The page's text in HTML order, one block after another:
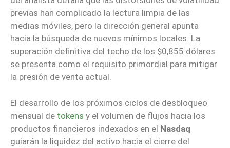
previas han complicado la lectura limpia de las
medias móviles, pero la dirección general apunta
hacia la búsqueda de nuevos mínimos locales. La
superación definitiva del techo de los $0,855 dólares
se presenta como el requisito primordial para mitigar
la presión de venta actual.
El desarrollo de los próximos ciclos de desbloqueo
mensual de tokens y el volumen de flujos hacia los
productos financieros indexados en el Nasdaq
guiarán la liquidez del activo hacia el cierre del